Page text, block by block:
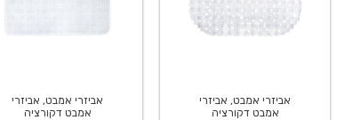
אביזרי אמבט, אביזרי
אמבט דקורציה
אביזרי אמבט, אביזרי
אמבט דקורציה